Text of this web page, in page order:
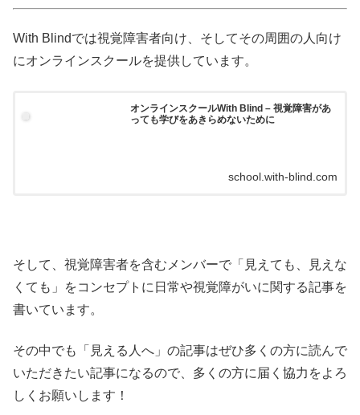
With Blindでは視覚障害者向け、そしてその周囲の人向け
にオンラインスクールを提供しています。
オンラインスクールWith Blind – 視覚障害があ
っても学びをあきらめないために
school.with-blind.com
そして、視覚障害者を含むメンバーで「見えても、見えな
くても」をコンセプトに日常や視覚障がいに関する記事を
書いています。
その中でも「見える人へ」の記事はぜひ多くの方に読んで
いただきたい記事になるので、多くの方に届く協力をよろ
しくお願いします！